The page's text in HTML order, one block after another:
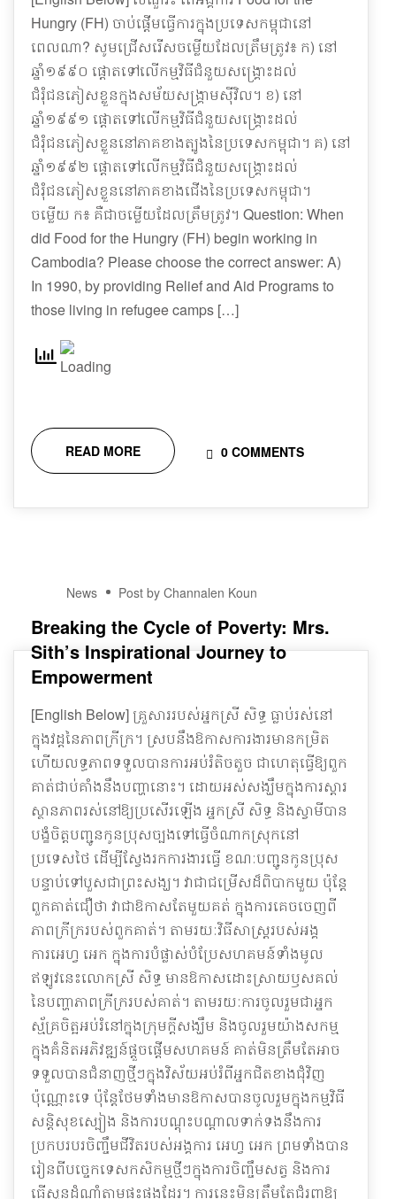
Hungry (FH) ចាប់ផ្តើមធ្វើការក្នុងប្រទេសកម្ពុជានៅ
ពេលណា? សូមជ្រើសរើសចម្លើយដែលត្រឹមត្រូវ៖ ក) នៅ
ឆ្នាំ១៩៩០ ផ្តោតទៅលើកម្មវិធីជំនួយសង្គ្រោះដល់
ជំរុំជនភៀសខ្លួនក្នុងសម័យសង្គ្រាមស៊ីវិល។ ខ) នៅ
ឆ្នាំ១៩៩១ ផ្តោតទៅលើកម្មវិធីជំនួយសង្គ្រោះដល់
ជំរុំជនភៀសខ្លួននៅភាគខាងត្បូងនៃប្រទេសកម្ពុជា។ គ) នៅ
ឆ្នាំ១៩៩២ ផ្តោតទៅលើកម្មវិធីជំនួយសង្គ្រោះដល់
ជំរុំជនភៀសខ្លួននៅភាគខាងជើងនៃប្រទេសកម្ពុជា។
ចម្លើយ ក៖ គឺជាចម្លើយដែលត្រឹមត្រូវ។ Question: When
did Food for the Hungry (FH) begin working in
Cambodia? Please choose the correct answer: A)
In 1990, by providing Relief and Aid Programs to
those living in refugee camps […]
READ MORE 0 COMMENTS
04
News Post by Channalen Koun
Breaking the Cycle of Poverty: Mrs.
Sith’s Inspirational Journey to
Empowerment
[English Below] គ្រួសាររបស់អ្នកស្រី សិទ្ធ ធ្លាប់រស់នៅ
ក្នុងវដ្តនៃភាពក្រីក្រ។ ស្របនឹងឱកាសការងារមានកម្រិត
ហើយលទ្ធភាពទទួលបានការអប់រំតិចតួច ជាហេតុធ្វើឱ្យពួក
គាត់ជាប់គាំងនឹងបញ្ហានោះ។ ដោយអស់សង្ឃឹមក្នុងការស្ដារ
ស្ថានភាពរស់នៅឱ្យប្រសើរឡើង អ្នកស្រី សិទ្ធ និងស្វាមីបាន
បង្ខំចិត្តបញ្ជូនកូនប្រុសច្បងទៅធ្វើចំណាកស្រុកនៅ
ប្រទេសថៃ ដើម្បីស្វែងរកការងារធ្វើ ខណៈបញ្ជូនកូនប្រុស
បន្ទាប់ទៅបួសជាព្រះសង្ឃ។ វាជាជម្រើសដ៏ពិបាកមួយ ប៉ុន្តែ
ពួកគាត់ជឿថា វាជាឱកាសតែមួយគត់ ក្នុងការគេចចេញពី
ភាពក្រីក្ររបស់ពួកគាត់។ តាមរយៈវិធីសាស្រ្តរបស់អង្គ
ការអេហ្វ អេក ក្នុងការបំផ្លាស់បំប្រែសហគមន៍ទាំងមូល
ឥឡូវនេះលោកស្រី សិទ្ធ មានឱកាសដោះស្រាយឫសគល់
នៃបញ្ហាភាពក្រីក្ររបស់គាត់។ តាមរយៈការចូលរួមជាអ្នក
ស្ម័គ្រចិត្អអប់រំនៅក្នុងក្រុមក្តីសង្ឃឹម និងចូលរួមយ៉ាងសកម្ម
ក្នុងគំនិតអភិវឌ្ឍន៍ផ្តួចផ្តើមសហគមន៍ គាត់មិនត្រឹមតែអាច
ទទួលបានជំនាញថ្មីៗក្នុងវិស័យអប់រំពីអ្នកជិតខាងជុំវិញ
ប៉ុណ្ណោះទេ ប៉ុន្តែថែមទាំងមានឱកាសបានចូលរួមក្នុងកម្មវិធី
សន្តិសុខស្បៀង និងការបណ្តុះបណ្តាលទាក់ទងនឹងការ
ប្រកបរបរចិញ្ចឹមជីវិតរបស់អង្គការ អេហ្វ អេក ព្រមទាំងបាន
រៀនពីបច្ចេកទេសកសិកម្មថ្មីៗក្នុងការចិញ្ចឹមសត្វ និងការ
ធ្វើសួនដំណាំតាមផ្ទះផងដែរ។ ការនេះមិនត្រឹមតែជំរុញឱ្យ